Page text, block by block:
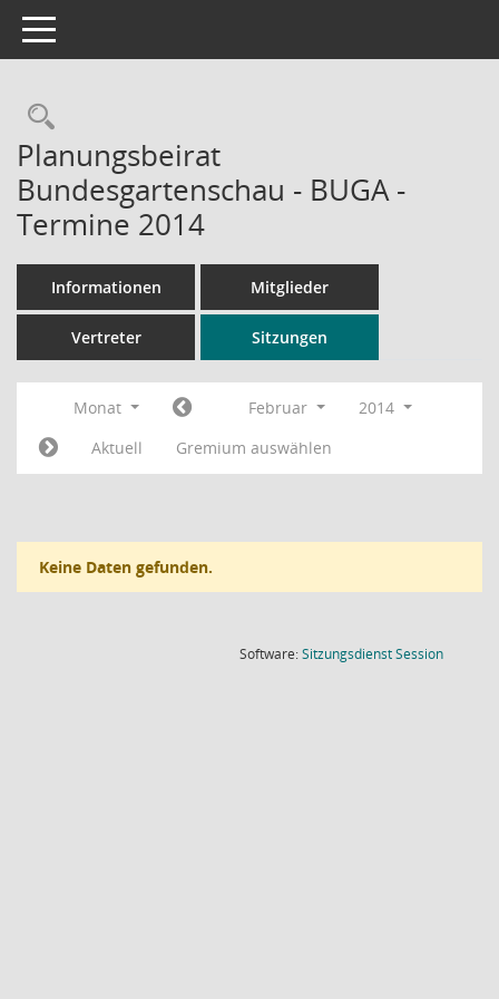
Toggle navigation
Rechercheauswahl
Planungsbeirat
Bundesgartenschau - BUGA -
Termine 2014
Informationen Mitglieder
Vertreter Sitzungen
Monat Februar
2014
Aktuell
Gremium auswählen
Keine Daten gefunden.
Software:SitzungsdienstSession(Wird in